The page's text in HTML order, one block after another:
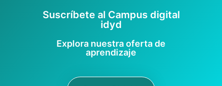
Suscríbete al Campus digital
idyd
Explora nuestra oferta de
aprendizaje